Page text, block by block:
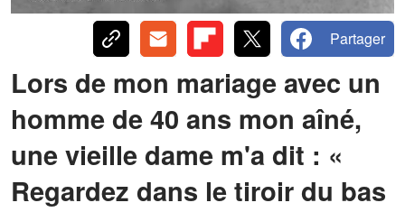
Partager
Lors de mon mariage avec un
homme de 40 ans mon aîné,
une vieille dame m'a dit : «
Regardez dans le tiroir du bas